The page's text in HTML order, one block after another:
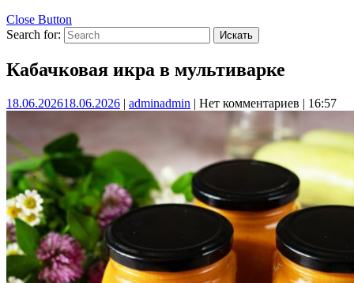
Close Button
Search for:
Кабачковая икра в мультиварке
18.06.202618.06.2026 | adminadmin | Нет комментариев | 16:57